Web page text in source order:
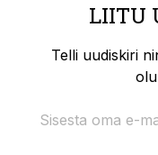
LIITU
Telli uudiskiri